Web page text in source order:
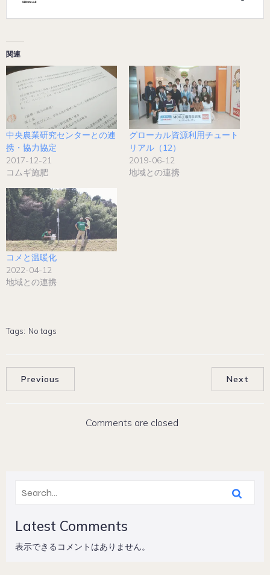
関連
中央農業研究センターとの連
携・協力協定
2017-12-21
コムギ施肥
グローカル資源利用チュート
リアル（12）
2019-06-12
地域との連携
コメと温暖化
2022-04-12
地域との連携
Tags: No tags
Previous Next
Comments are closed
Latest Comments
表示できるコメントはありません。